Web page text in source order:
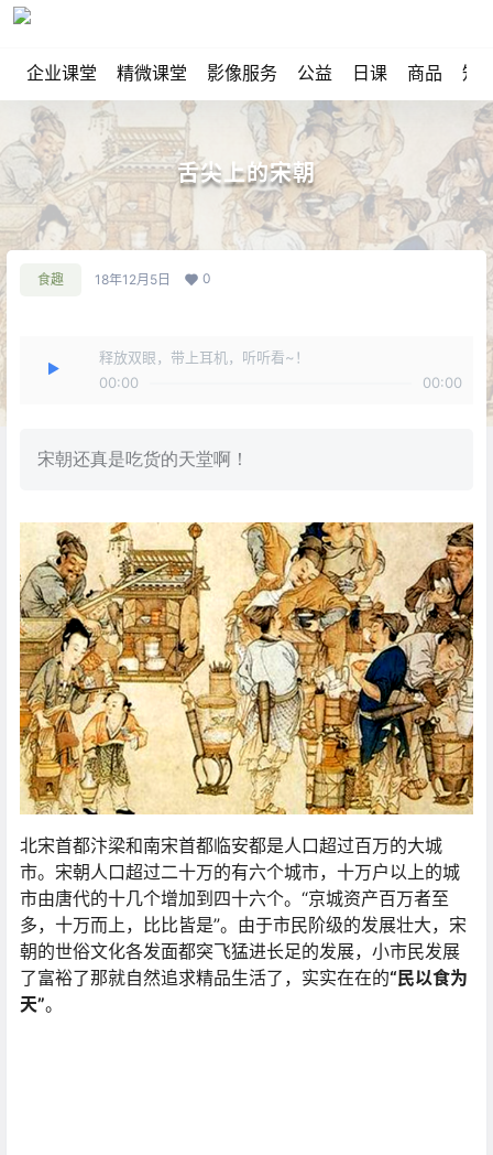
企业课堂 精微课堂 影像服务 公益 日课 商品 知
舌尖上的宋朝
食趣 18年12月5日 0
释放双眼，带上耳机，听听看~！
00:00
00:00
宋朝还真是吃货的天堂啊！​​​​
​​北宋首都汴梁和南宋首都临安都是人口超过百万的大城
市。宋朝人口超过二十万的有六个城市，十万户以上的城
市由唐代的十几个增加到四十六个。“京城资产百万者至
多，十万而上，比比皆是”。由于市民阶级的发展壮大，宋
朝的世俗文化各发面都突飞猛进长足的发展，小市民发展
了富裕了那就自然追求精品生活了，实实在在的“民以食为
天”。